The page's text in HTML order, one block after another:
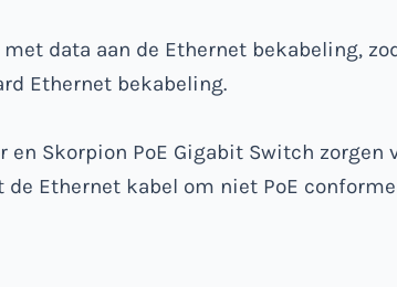
data aan de Ethernet bekabeling,
Ethernet bekabeling.
Skorpion PoE Gigabit Switch zorgen
Ethernet kabel om niet PoE conforme